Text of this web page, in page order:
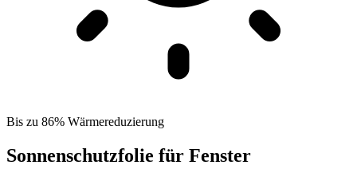
Bis zu 86% Wärmereduzierung
Sonnenschutzfolie für Fenster